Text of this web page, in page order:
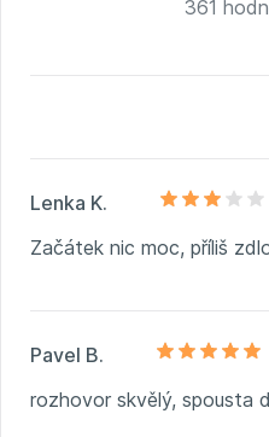
361
Lenka K.
Začátek nic moc, příliš
Pavel B.
rozhovor skvělý, spousta